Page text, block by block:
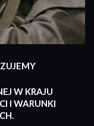
W KRAJU
I WARUNKI